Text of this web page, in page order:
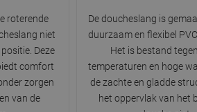
roterende
niet
Deze
comfort
zorgen
van de
De doucheslang is
duurzaam en flexibel
Het is bestand
temperaturen en hoge
de zachte en gladde
het oppervlak van het